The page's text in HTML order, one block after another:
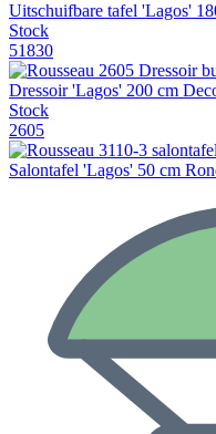
Uitschuifbare tafel 'Lagos'
Stock
51830
Dressoir 'Lagos' 200 cm
Stock
2605
Salontafel 'Lagos' 50 cm